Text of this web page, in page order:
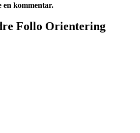
en kommentar.
Follo Orientering